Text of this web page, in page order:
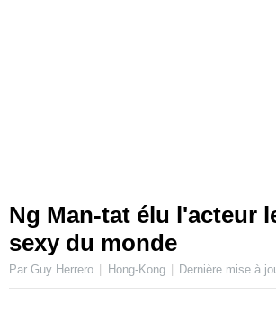
Ng Man-tat élu l'acteur
sexy du monde
Par Guy Herrero Hong-Kong Dernière mise à